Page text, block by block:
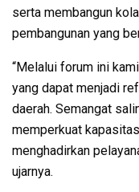
serta membangun
pembangunan yang
“Melalui forum ini
yang dapat menjadi
daerah. Semangat
memperkuat
menghadirkan
ujarnya.